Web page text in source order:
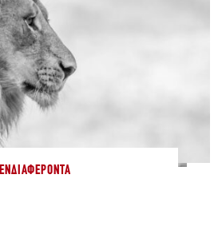
ΕΝΔΙΑΦΈΡΟΝΤΑ